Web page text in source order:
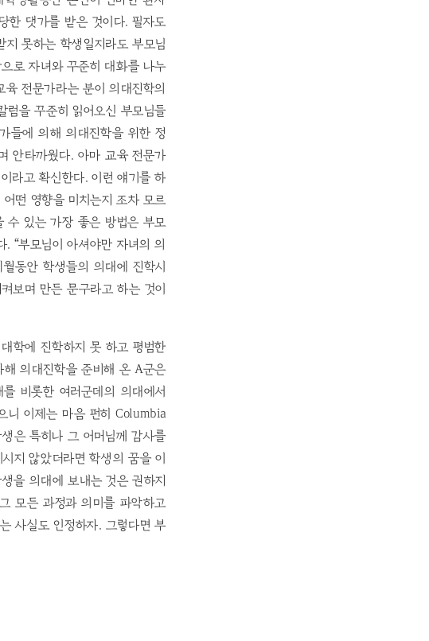
한 댓가를 받은 것이다. 필자도
지 못하는 학생일지라도 부모님
로 자녀와 꾸준히 대화를 나누
전문가라는 분이 의대진학의
럼을 꾸준히 읽어오신 부모님들
들에 의해 의대진학을 위한 정
안타까웠다. 아마 교육 전문가
라고 확신한다. 이런 얘기를 하
떤 영향을 미치는지 조차 모르
수 있는 가장 좋은 방법은 부모
“부모님이 아셔야만 자녀의 의
동안 학생들의 의대에 진학시
보며 만든 문구라고 하는 것이
학에 진학하지 못 하고 평범한
해 의대진학을 준비해 온 A군은
비롯한 여러군데의 의대에서
니 이제는 마음 펀히 Columbia
은 특히나 그 어머님께 감사를
지 않았더라면 학생의 꿈을 이
을 의대에 보내는 것은 권하지
모든 과정과 의미를 파악하고
사실도 인정하자. 그렇다면 부